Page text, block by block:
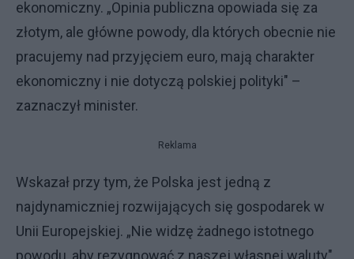
ekonomiczny. „Opinia publiczna opowiada się za
złotym, ale główne powody, dla których obecnie nie
pracujemy nad przyjęciem euro, mają charakter
ekonomiczny i nie dotyczą polskiej polityki" –
zaznaczył minister.
Reklama
Wskazał przy tym, że Polska jest jedną z
najdynamiczniej rozwijających się gospodarek w
Unii Europejskiej. „Nie widzę żadnego istotnego
powodu, aby rezygnować z naszej własnej waluty"